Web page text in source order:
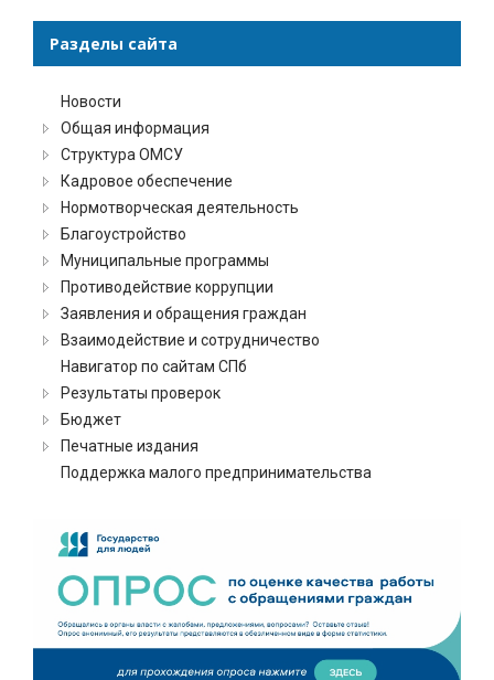
Разделы сайта
Новости
Общая информация
Структура ОМСУ
Кадровое обеспечение
Нормотворческая деятельность
Благоустройство
Муниципальные программы
Противодействие коррупции
Заявления и обращения граждан
Взаимодействие и сотрудничество
Навигатор по сайтам СПб
Результаты проверок
Бюджет
Печатные издания
Поддержка малого предпринимательства